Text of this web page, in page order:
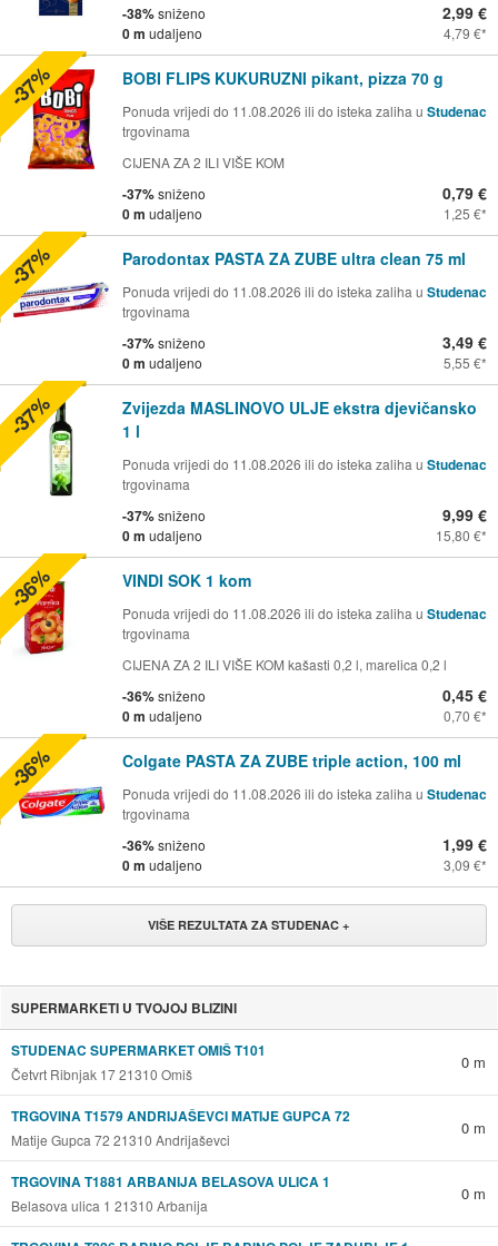
-38%sniženo
0 m udaljeno
2,99 €
4,79 €
BOBI FLIPS KUKURUZNI pikant, pizza 70 g
Ponuda vrijedi do 11.08.2026 ili do isteka zaliha u Studenac
trgovinama
CIJENA ZA 2 ILI VIŠE KOM
-37%sniženo
0 m udaljeno
0,79 €
1,25 €
-37%
Parodontax PASTA ZA ZUBE ultra clean 75 ml
Ponuda vrijedi do 11.08.2026 ili do isteka zaliha u Studenac
trgovinama
-37%sniženo
0 m udaljeno
3,49 €
5,55 €
-37%
Zvijezda MASLINOVO ULJE ekstra djevičansko
1 l
Ponuda vrijedi do 11.08.2026 ili do isteka zaliha u Studenac
trgovinama
-37%sniženo
0 m udaljeno
9,99 €
15,80 €
-37%
VINDI SOK 1 kom
Ponuda vrijedi do 11.08.2026 ili do isteka zaliha u Studenac
trgovinama
CIJENA ZA 2 ILI VIŠE KOM kašasti 0,2 l, marelica 0,2 l
-36%sniženo
0 m udaljeno
0,45 €
0,70 €
-36%
Colgate PASTA ZA ZUBE triple action, 100 ml
Ponuda vrijedi do 11.08.2026 ili do isteka zaliha u Studenac
trgovinama
-36%sniženo
0 m udaljeno
1,99 €
3,09 €
-36%
VIŠE REZULTATA ZA STUDENAC +
SUPERMARKETI U TVOJOJ BLIZINI
STUDENAC SUPERMARKET OMIŠ T101
Četvrt Ribnjak 17 21310 Omiš
0 m
TRGOVINA T1579 ANDRIJAŠEVCI MATIJE GUPCA 72
Matije Gupca 72 21310 Andrijaševci
0 m
TRGOVINA T1881 ARBANIJA BELASOVA ULICA 1
Belasova ulica 1 21310 Arbanija
0 m